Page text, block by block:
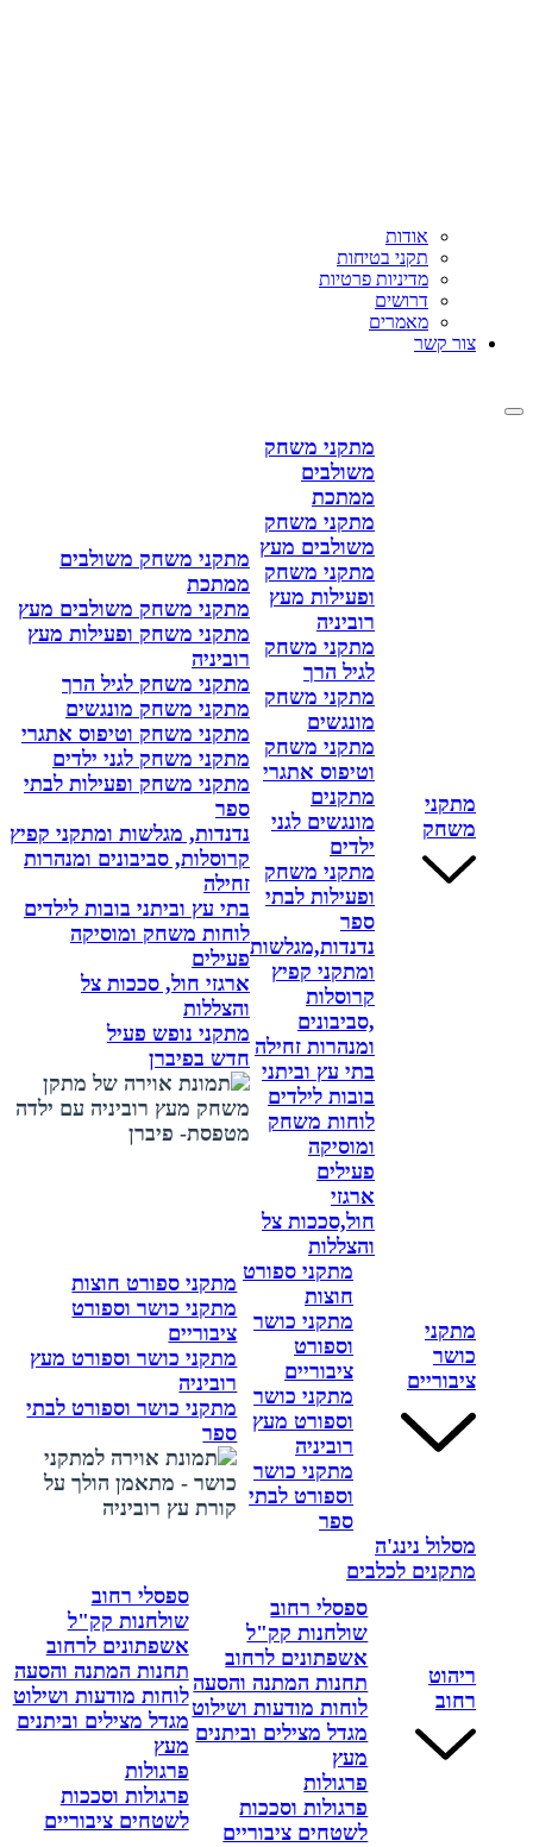
אודות
תקני בטיחות
מדיניות פרטיות
דרושים
מאמרים
צור קשר
מתקני
משחק
מתקני משחק
משולבים
ממתכת
מתקני משחק
משולבים מעץ
מתקני משחק
ופעילות מעץ
רוביניה
מתקני משחק
לגיל הרך
מתקני משחק
מונגשים
מתקני משחק
וטיפוס אתגרי
מתקנים
מונגשים לגני
ילדים
מתקני משחק
ופעילות לבתי
ספר
נדנדות,מגלשות
ומתקני קפיץ
קרוסלות
,סביבונים
ומנהרות זחילה
בתי עץ וביתני
בובות לילדים
לוחות משחק
ומוסיקה
פעילים
ארגזי
חול,סככות צל
והצללות
מתקני משחק משולבים
ממתכת
מתקני משחק משולבים מעץ
מתקני משחק ופעילות מעץ
רוביניה
מתקני משחק לגיל הרך
מתקני משחק מונגשים
מתקני משחק וטיפוס אתגרי
מתקני משחק לגני ילדים
מתקני משחק ופעילות לבתי
ספר
נדנדות, מגלשות ומתקני קפיץ
קרוסלות, סביבונים ומנהרות
זחילה
בתי עץ וביתני בובות לילדים
לוחות משחק ומוסיקה
פעילים
ארגזי חול, סככות צל
והצללות
מתקני נופש פעיל
חדש בפיברן
מתקני
כושר
ציבוריים
מתקני ספורט
חוצות
מתקני כושר
וספורט
ציבוריים
מתקני כושר
וספורט מעץ
רוביניה
מתקני כושר
וספורט לבתי
ספר
מתקני ספורט חוצות
מתקני כושר וספורט
ציבוריים
מתקני כושר וספורט מעץ
רוביניה
מתקני כושר וספורט לבתי
ספר
מסלול נינג'ה
מתקנים לכלבים
ריהוט
רחוב
ספסלי רחוב
שולחנות קק"ל
אשפתונים לרחוב
תחנות המתנה והסעה
לוחות מודעות ושילוט
מגדל מצילים וביתנים
מעץ
פרגולות
פרגולות וסככות
לשטחים ציבוריים
ספסלי רחוב
שולחנות קק"ל
אשפתונים לרחוב
תחנות המתנה והסעה
לוחות מודעות ושילוט
מגדל מצילים וביתנים
מעץ
פרגולות
פרגולות וסככות
לשטחים ציבוריים